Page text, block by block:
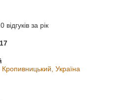
за рік
Україна